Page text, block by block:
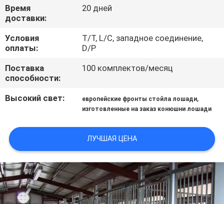
СПРОСИТЕ
ЦИТАТУ
САЙТА
УЕДИНЕНИЯ
Время
доставки:
20 дней
Условия
оплаты:
T/T, L/C, западное соединение,
D/P
Поставка
способности:
100 комплектов/месяц
Высокий свет: европейские фронты стойла лошади,
изготовленные на заказ конюшни лошади
ЛУЧШАЯ ЦЕНА